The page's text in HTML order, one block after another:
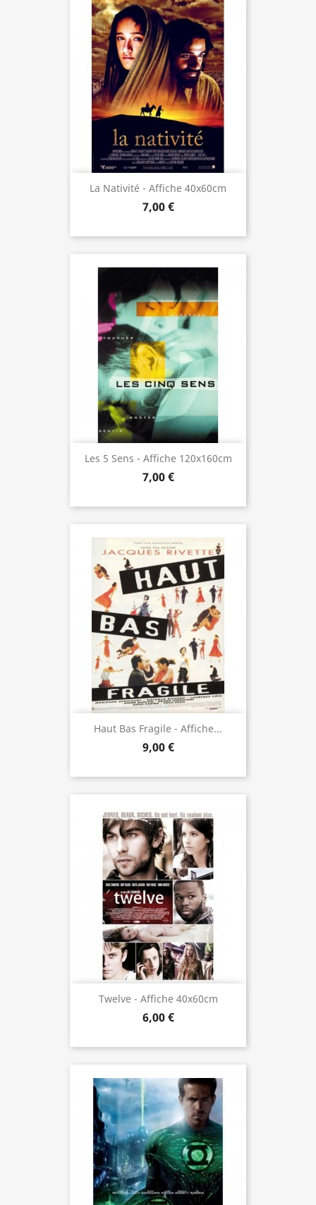
La Nativité - Affiche 40x60cm
7,00 €
Les 5 Sens - Affiche 120x160cm
7,00 €
Haut Bas Fragile - Affiche...
9,00 €
Twelve - Affiche 40x60cm
6,00 €